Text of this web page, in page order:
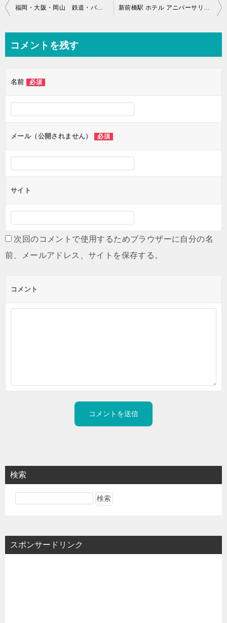
投
ビ
ー
シ
ョ
ン
福岡・大阪・岡山 鉄道・バス画像 新前橋駅 ホテル アニバーサリーコート ラシーネ 格安予約、宿泊した口コミ
コメントを残す
名前 必須
メール（公開されません） 必須
サイト
次回のコメントで使用するためブラウザーに自分の名
前、メールアドレス、サイトを保存する。
コメント
検索
スポンサードリンク